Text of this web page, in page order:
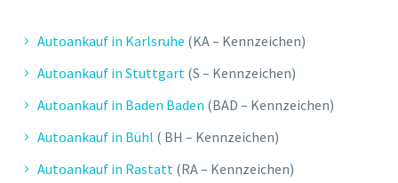
Autoankauf in Karlsruhe (KA – Kennzeichen)
Autoankauf in Stuttgart (S – Kennzeichen)
Autoankauf in Baden Baden (BAD – Kennzeichen)
Autoankauf in Bühl ( BH – Kennzeichen)
Autoankauf in Rastatt (RA – Kennzeichen)